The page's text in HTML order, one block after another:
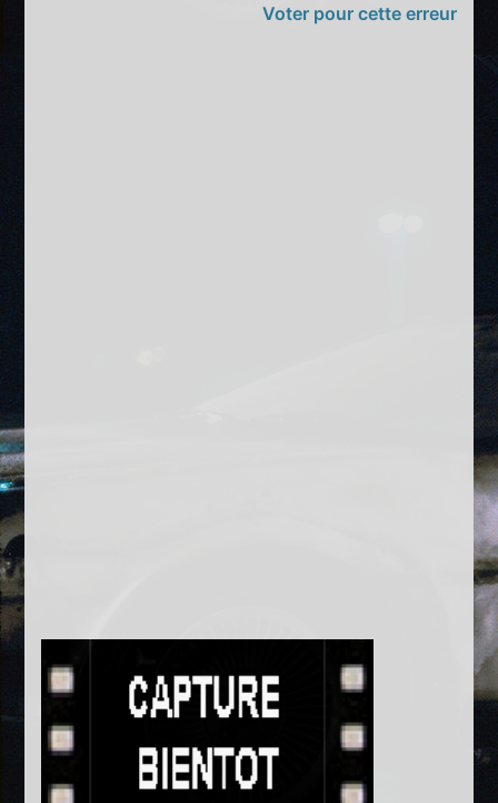
Voter pour cette erreur